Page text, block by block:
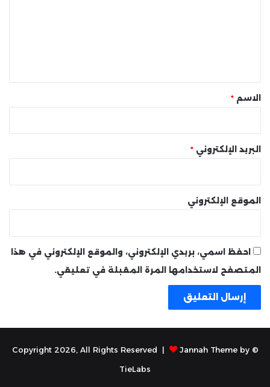
* الاسم *
البريد الإلكتروني *
الموقع الإلكتروني
احفظ اسمي، بريدي الإلكتروني، والموقع الإلكتروني في هذا
المتصفح لاستخدامها المرة المقبلة في تعليقي.
© Copyright 2026, All Rights Reserved |
Jannah Theme by
TieLabs